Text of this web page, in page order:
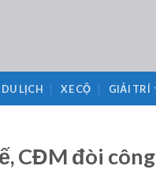
DU LỊCH XE CỘ GIẢI TRÍ
CĐM đòi công